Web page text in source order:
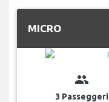
MICRO
group
3 Passeggeri